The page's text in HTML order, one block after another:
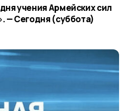
учения Армейских сил
— Сегодня (суббота)